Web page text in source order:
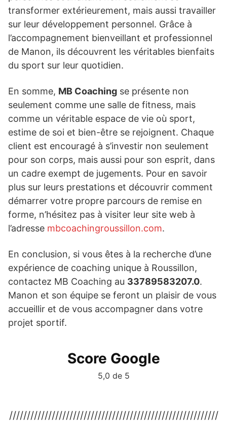
transformer extérieurement, mais aussi travailler
sur leur développement personnel. Grâce à
l’accompagnement bienveillant et professionnel
de Manon, ils découvrent les véritables bienfaits
du sport sur leur quotidien.
En somme, MB Coaching se présente non
seulement comme une salle de fitness, mais
comme un véritable espace de vie où sport,
estime de soi et bien-être se rejoignent. Chaque
client est encouragé à s’investir non seulement
pour son corps, mais aussi pour son esprit, dans
un cadre exempt de jugements. Pour en savoir
plus sur leurs prestations et découvrir comment
démarrer votre propre parcours de remise en
forme, n’hésitez pas à visiter leur site web à
l’adresse mbcoachingroussillon.com.
En conclusion, si vous êtes à la recherche d’une
expérience de coaching unique à Roussillon,
contactez MB Coaching au 33789583207.0.
Manon et son équipe se feront un plaisir de vous
accueillir et de vous accompagner dans votre
projet sportif.
Score Google
5,0 de 5
///////////////////////////////////////////////////////////